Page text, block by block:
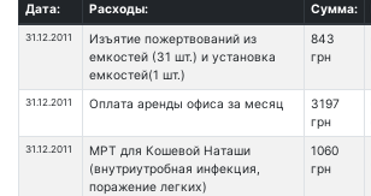
Дата: Расходы: Сумма:
31.12.2011
Изъятие пожертвований из
емкостей (31 шт.) и установка
емкостей(1 шт.)
843
грн
31.12.2011 Оплата аренды офиса за месяц
3197
грн
31.12.2011
МРТ для Кошевой Наташи
(внутриутробная инфекция,
поражение легких)
1060
грн